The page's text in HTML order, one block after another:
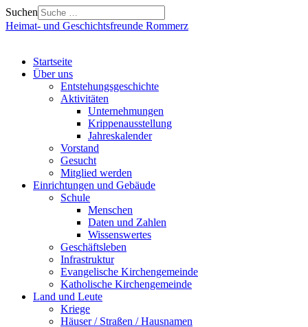
Suchen
Heimat- und Geschichtsfreunde Rommerz
Startseite
Über uns
Entstehungsgeschichte
Aktivitäten
Unternehmungen
Krippenausstellung
Jahreskalender
Vorstand
Gesucht
Mitglied werden
Einrichtungen und Gebäude
Schule
Menschen
Daten und Zahlen
Wissenswertes
Geschäftsleben
Infrastruktur
Evangelische Kirchengemeinde
Katholische Kirchengemeinde
Land und Leute
Kriege
Häuser / Straßen / Hausnamen